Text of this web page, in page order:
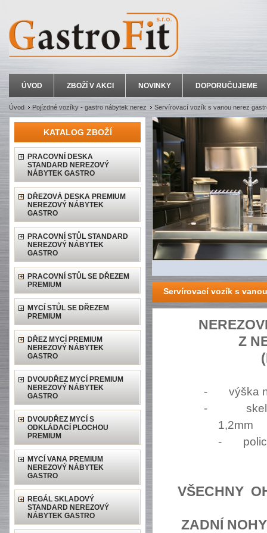
ÚVOD ZBOŽÍ V AKCI NOVINKY DOPORUČUJEME
Úvod Pojízdné vozíky - gastro nábytek nerez Servírovací vozík s vanou nerez
KATALOG ZBOŽÍ
PRACOVNÍ DESKA
STANDARD NEREZOVÝ
NÁBYTEK GASTRO
DŘEZOVÁ DESKA PREMIUM
NEREZOVÝ NÁBYTEK
GASTRO
PRACOVNÍ STŮL STANDARD
NEREZOVÝ NÁBYTEK
GASTRO
PRACOVNÍ STŮL SE DŘEZEM
PREMIUM
MYCÍ STŮL SE DŘEZEM
PREMIUM
DŘEZ MYCÍ PREMIUM
NEREZOVÝ NÁBYTEK
GASTRO
DVOUDŘEZ MYCÍ PREMIUM
NEREZOVÝ NÁBYTEK
GASTRO
DVOUDŘEZ MYCÍ S
ODKLÁDACÍ PLOCHOU
PREMIUM
MYCÍ VANA PREMIUM
NEREZOVÝ NÁBYTEK
GASTRO
REGÁL SKLADOVÝ
STANDARD NEREZOVÝ
NÁBYTEK GASTRO
Servírovací vozík s
Z
-
výška
-
1,2mm
-
VŠECHNY
ZADNÍ